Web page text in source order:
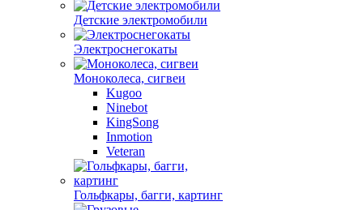
Детские электромобили
Электроснегокаты
Моноколеса, сигвеи
Kugoo
Ninebot
KingSong
Inmotion
Veteran
Гольфкары, багги, картинг